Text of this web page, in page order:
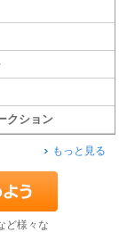
クション
もっと見る
ど様々な